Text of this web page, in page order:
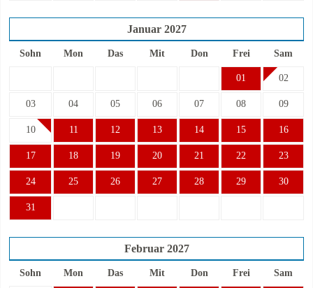
Januar 2027
Sohn Mon Das Mit Don Frei Sam
01 02
03 04 05 06 07 08 09
10 11 12 13 14 15 16
17 18 19 20 21 22 23
24 25 26 27 28 29 30
31
Februar 2027
Sohn Mon Das Mit Don Frei Sam